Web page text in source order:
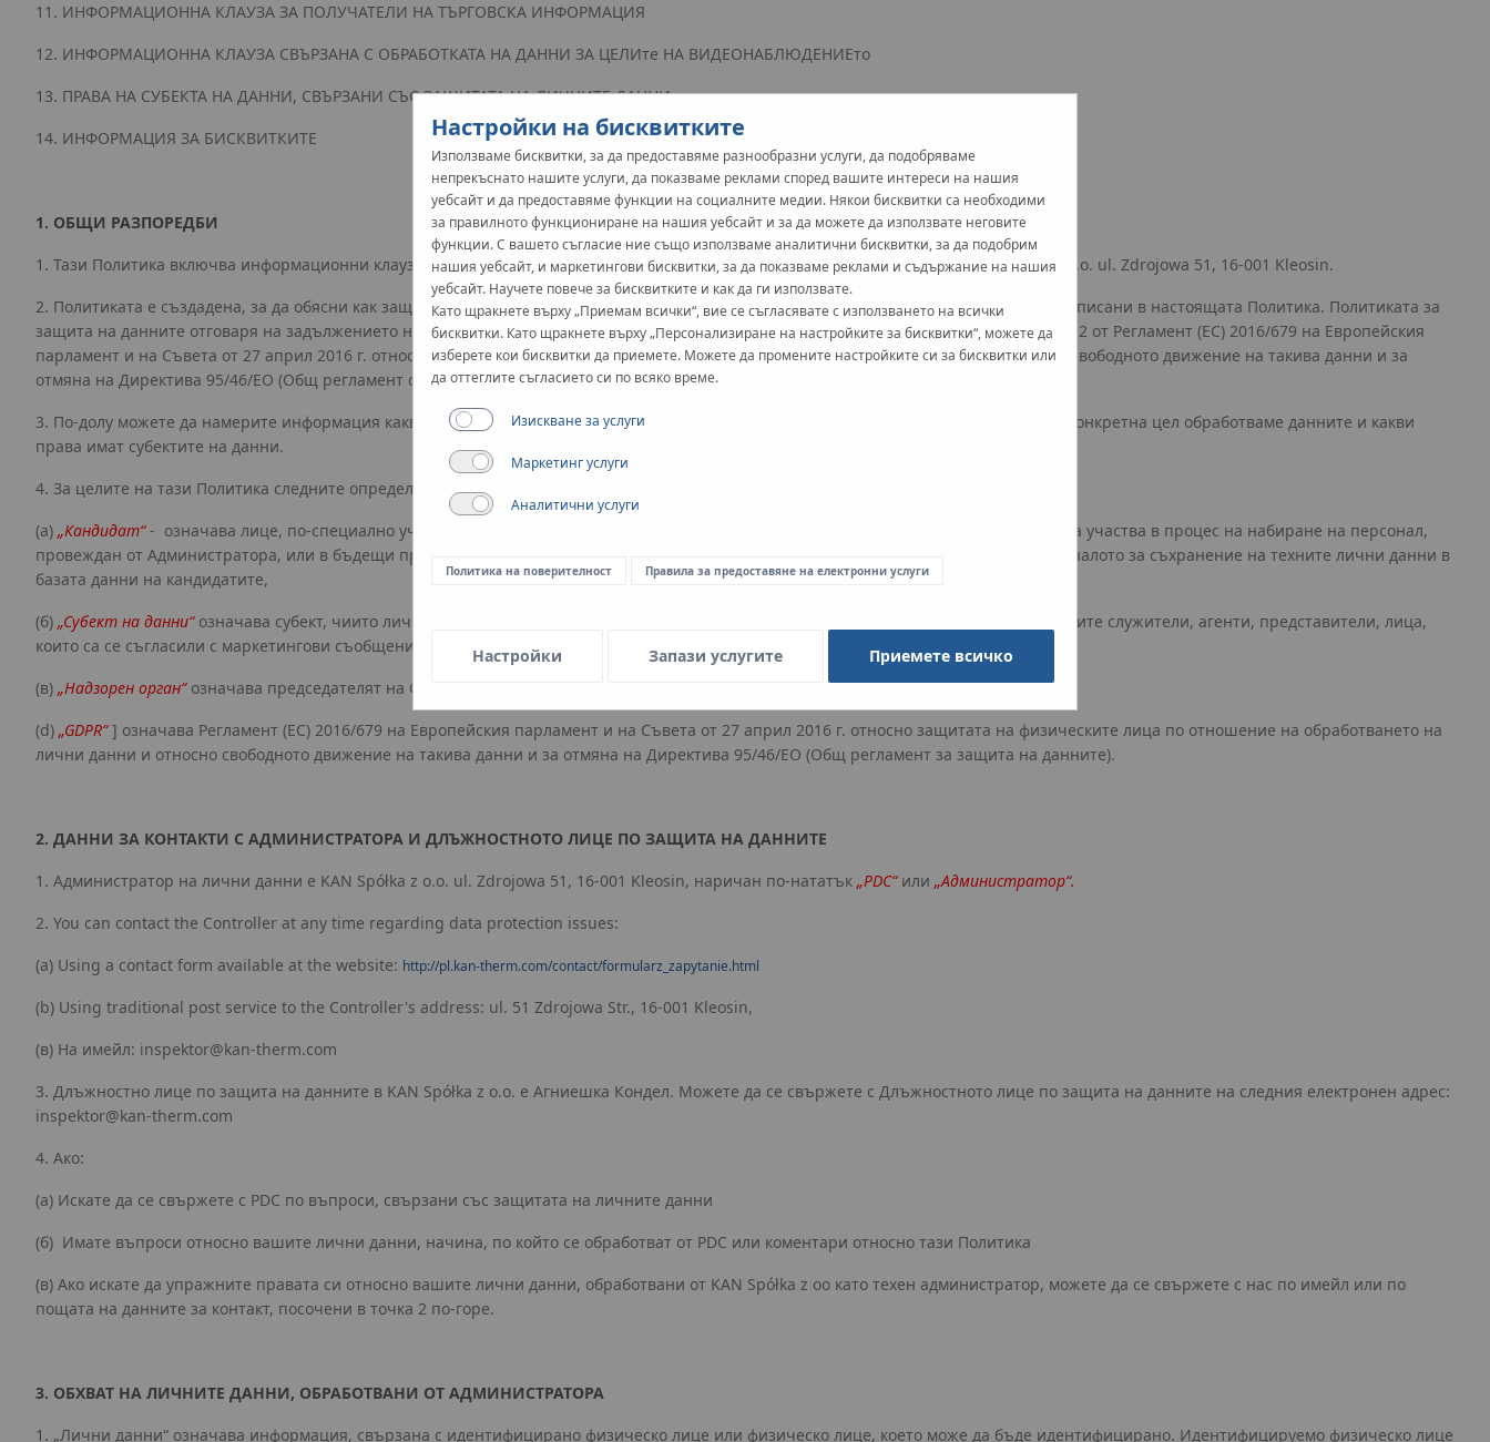
11. ИНФОРМАЦИОННА КЛАУЗА ЗА ПОЛУЧАТЕЛИ НА ТЪРГОВСКА ИНФОРМАЦИЯ
12. ИНФОРМАЦИОННА КЛАУЗА СВЪРЗАНА С ОБРАБОТКАТА НА ДАННИ ЗА ЦЕЛИте НА ВИДЕОНАБЛЮДЕНИЕто
13. ПРАВА НА СУБЕКТА НА ДАННИ, СВЪРЗАНИ СЪС ЗАЩИТАТА НА ЛИЧНИТЕ ДАННИ
14. ИНФОРМАЦИЯ ЗА БИСКВИТКИТЕ
1. ОБЩИ РАЗПОРЕДБИ
1. Тази Политика включва информационни клаузи относно обработката на лични данни от Администратора на данни - KAN Spółka z o.o. ul. Zdrojowa 51, 16-001 Kleosin.
2. Политиката е създадена, за да обясни как защитаваме личните данни. Ние използваме лични данни само за целите и по начина, описани в настоящата Политика. Политиката за
защита на данните отговаря на задължението на KAN Spółka z o.o. да предоставя информация по смисъла на член 13, параграфи 1 и 2 от Регламент (ЕС) 2016/679 на Европейския
парламент и на Съвета от 27 април 2016 г. относно защитата на физически лица по отношение на обработването на лични данни и свободното движение на такива данни и за
отмяна на Директива 95/46/ЕО (Общ регламент относно защитата на данните), наричана по-долу GDPR.
3. По-долу можете да намерите информация какви лични данни събираме, обработваме и съхраняваме. Винаги посочваме за каква конкретна цел обработваме данните и какви
права имат субектите на данни.
4. За целите на тази Политика следните определения означават:{
(a) „Кандидат“- означава лице, по-специално участник в нашите курсове, както и физическо лице, което участва или възнамерява да участва в процес на набиране на персонал,
провеждан от Администратора, или в бъдещи процеси на набиране, провеждани от Администратора, или който е дал съгласие в миналото за съхранение на техните лични данни в
базата данни на кандидатите,
(б) „Субект на данни“означава субект, чиито лични данни се обработват от Администратора, включително Кандидата, Клиента и техните служители, агенти, представители, лица,
които са се съгласили с маркетингови съобщения, лица, които се свързват с Администратора,
(в) „Надзорен орган“означава председателят на Службата за защита на личните данни,
(d) „GDPR“] означава Регламент (ЕС) 2016/679 на Европейския парламент и на Съвета от 27 април 2016 г. относно защитата на физическите лица по отношение на обработването на
лични данни и относно свободното движение на такива данни и за отмяна на Директива 95/46/ЕО (Общ регламент за защита на данните).
2. ДАННИ ЗА КОНТАКТИ С АДМИНИСТРАТОРА И ДЛЪЖНОСТНОТО ЛИЦЕ ПО ЗАЩИТА НА ДАННИТЕ
1. Администратор на лични данни е KAN Spółka z o.o. ul. Zdrojowa 51, 16-001 Kleosin, наричан по-нататък „PDC“или „Администратор“.
2. You can contact the Controller at any time regarding data protection issues:
(a) Using a contact form available at the website: http://pl.kan-therm.com/contact/formularz_zapytanie.html
(b) Using traditional post service to the Controller's address: ul. 51 Zdrojowa Str., 16-001 Kleosin,
(в) На имейл: inspektor@kan-therm.com
3. Длъжностно лице по защита на данните в KAN Spółka z o.o. е Агниешка Кондел. Можете да се свържете с Длъжностното лице по защита на данните на следния електронен адрес:
inspektor@kan-therm.com
4. Ако:
(a) Искате да се свържете с PDC по въпроси, свързани със защитата на личните данни
(б) Имате въпроси относно вашите лични данни, начина, по който се обработват от PDC или коментари относно тази Политика
(в) Ако искате да упражните правата си относно вашите лични данни, обработвани от KAN Spółka z oo като техен администратор, можете да се свържете с нас по имейл или по
пощата на данните за контакт, посочени в точка 2 по-горе.
3. ОБХВАТ НА ЛИЧНИТЕ ДАННИ, ОБРАБОТВАНИ ОТ АДМИНИСТРАТОРА
1. „Лични данни“ означава информация, свързана с идентифицирано физическо лице или физическо лице, което може да бъде идентифицирано. Идентифицируемо физическо лице
Настройки на бисквитките
Използваме бисквитки, за да предоставяме разнообразни услуги, да подобряваме
непрекъснато нашите услуги, да показваме реклами според вашите интереси на нашия
уебсайт и да предоставяме функции на социалните медии. Някои бисквитки са необходими
за правилното функциониране на нашия уебсайт и за да можете да използвате неговите
функции. С вашето съгласие ние също използваме аналитични бисквитки, за да подобрим
нашия уебсайт, и маркетингови бисквитки, за да показваме реклами и съдържание на нашия
уебсайт. Научете повече за бисквитките и как да ги използвате.
Като щракнете върху „Приемам всички“, вие се съгласявате с използването на всички
бисквитки. Като щракнете върху „Персонализиране на настройките за бисквитки“, можете да
изберете кои бисквитки да приемете. Можете да промените настройките си за бисквитки или
да оттеглите съгласието си по всяко време.
Изискване за услуги
Маркетинг услуги
Аналитични услуги
Политика на поверителност Правила за предоставяне на електронни услуги
Настройки Запази услугите Приемете всичко